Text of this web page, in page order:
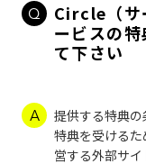
Circle（サ
ービスの
て下さい
提供する特典の
特典を受ける
営する外部サイ